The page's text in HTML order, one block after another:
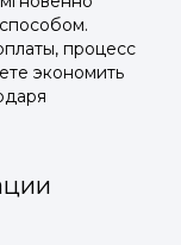
процесс
экономить